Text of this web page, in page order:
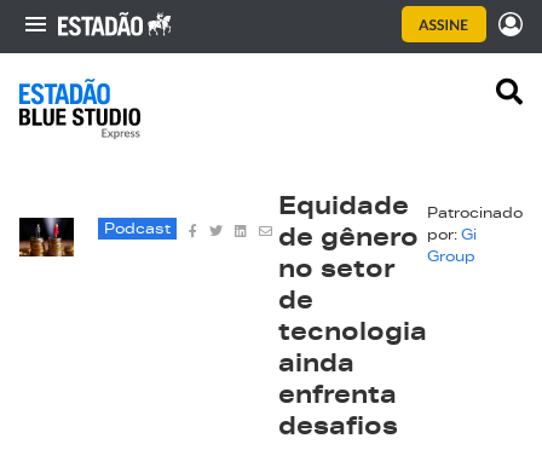
Podcast
Equidade
de gênero
no setor
de
tecnologia
ainda
enfrenta
desafios
Patrocinado
por: Gi
Group